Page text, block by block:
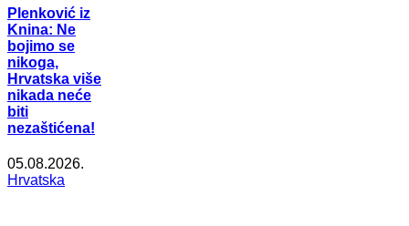
Plenković iz
Knina: Ne
bojimo se
nikoga,
Hrvatska više
nikada neće
biti
nezaštićena!
05.08.2026.
Hrvatska